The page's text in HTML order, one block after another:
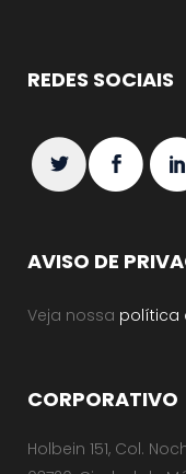
REDES SOCIAIS
AVISO DE
Veja nossa política
CORPORATIVO
Holbein 151, Col.